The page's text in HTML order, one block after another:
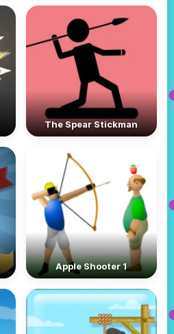
The Spear Stickman
Apple Shooter 1